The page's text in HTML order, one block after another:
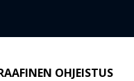
OHJEISTUS